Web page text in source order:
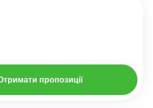
пропозиції